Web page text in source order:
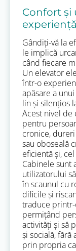
Confort și
Gândiți-vă la
le implică
când fiecare
Un elevator
într-o
apăsare a
lin și silențios
Acest nivel
pentru
cronice,
sau oboseală
eficientă și,
Cabinele sunt
utilizatorului
în scaunul cu
dificile și
traduce
permițând
activități și să
și socială, fără
prin propria